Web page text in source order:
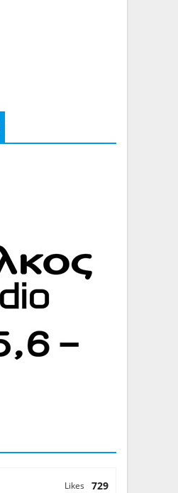
729
Likes